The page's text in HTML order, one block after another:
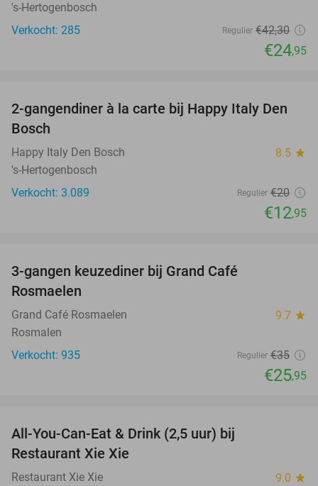
's-Hertogenbosch
Verkocht: 285
Regulier €42,30
€24,95
35%
2-gangendiner à la carte bij Happy Italy Den
Bosch
Happy Italy Den Bosch 8.5 star
's-Hertogenbosch
Verkocht: 3.089
Regulier €20
€12,95
3-gangen keuzediner bij Grand Café
Rosmaelen
Grand Café Rosmaelen 9.7 star
Rosmalen
Verkocht: 935
Regulier €35
€25,95
All-You-Can-Eat & Drink (2,5 uur) bij
Restaurant Xie Xie
Restaurant Xie Xie 9.0 star